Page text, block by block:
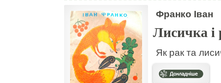
Франко Іван
Лисичка і
Як рак та